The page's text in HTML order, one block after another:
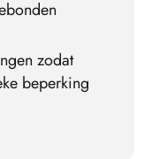
zodat
beperking